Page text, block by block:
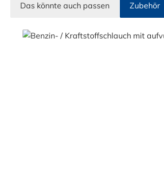
Das könnte auch passen Zubehör
Produktgalerie überspringen
Durchschnittliche Bewertung von 5